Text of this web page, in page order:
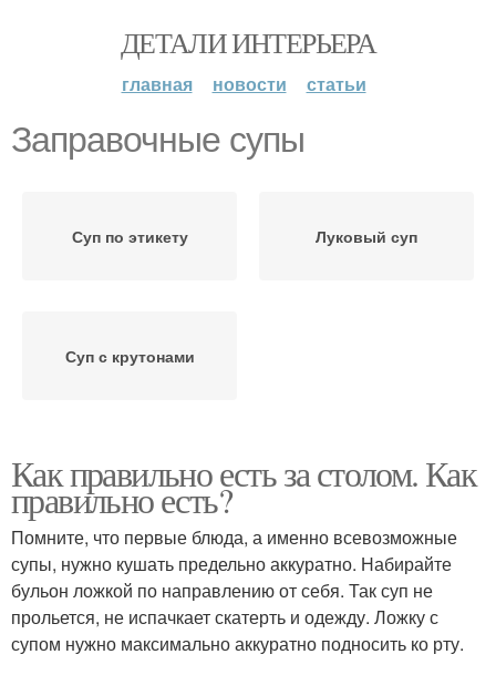
ДЕТАЛИ ИНТЕРЬЕРА
главная новости статьи
Заправочные супы
Суп по этикету Луковый суп
Суп с крутонами
Как правильно есть за столом. Как
правильно есть?
Помните, что первые блюда, а именно всевозможные
супы, нужно кушать предельно аккуратно. Набирайте
бульон ложкой по направлению от себя. Так суп не
прольется, не испачкает скатерть и одежду. Ложку с
супом нужно максимально аккуратно подносить ко рту.